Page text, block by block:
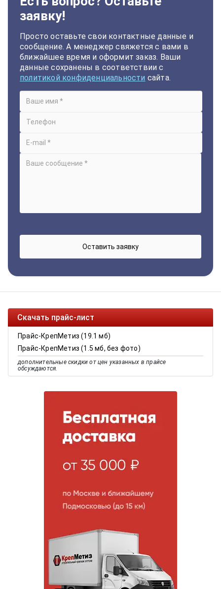
заявку!
Просто оставьте свои контактные данные и
сообщение. А менеджер свяжется с вами в
ближайшее время и оформит заказ. Ваши
данные сохранены в соответствии с
политикой конфиденциальности сайта.
Скачать прайс-лист
Прайс-КрепМетиз (19.1 мб)
Прайс-КрепМетиз (1.5 мб, без фото)
дополнительные скидки от цен указанных в прайсе
обсуждаются.